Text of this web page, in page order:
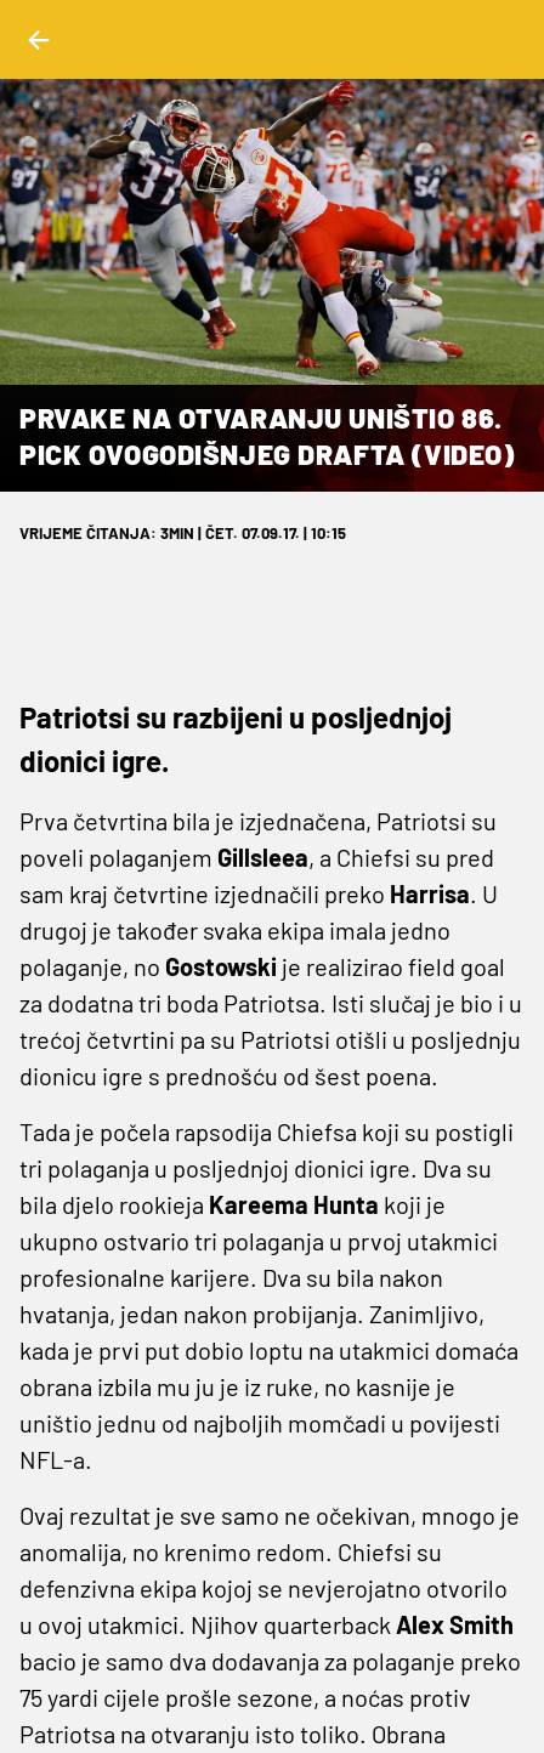
PRVAKE NA OTVARANJU UNIŠTIO 86.
PICK OVOGODIŠNJEG DRAFTA (VIDEO)
VRIJEME ČITANJA: 3MIN | ČET. 07.09.17. | 10:15
Patriotsi su razbijeni u posljednjoj
dionici igre.
Prva četvrtina bila je izjednačena, Patriotsi su
poveli polaganjem Gillsleea, a Chiefsi su pred
sam kraj četvrtine izjednačili preko Harrisa. U
drugoj je također svaka ekipa imala jedno
polaganje, no Gostowski je realizirao field goal
za dodatna tri boda Patriotsa. Isti slučaj je bio i u
trećoj četvrtini pa su Patriotsi otišli u posljednju
dionicu igre s prednošću od šest poena.
Tada je počela rapsodija Chiefsa koji su postigli
tri polaganja u posljednjoj dionici igre. Dva su
bila djelo rookieja Kareema Hunta koji je
ukupno ostvario tri polaganja u prvoj utakmici
profesionalne karijere. Dva su bila nakon
hvatanja, jedan nakon probijanja. Zanimljivo,
kada je prvi put dobio loptu na utakmici domaća
obrana izbila mu ju je iz ruke, no kasnije je
uništio jednu od najboljih momčadi u povijesti
NFL-a.
Ovaj rezultat je sve samo ne očekivan, mnogo je
anomalija, no krenimo redom. Chiefsi su
defenzivna ekipa kojoj se nevjerojatno otvorilo
u ovoj utakmici. Njihov quarterback Alex Smith
bacio je samo dva dodavanja za polaganje preko
75 yardi cijele prošle sezone, a noćas protiv
Patriotsa na otvaranju isto toliko. Obrana